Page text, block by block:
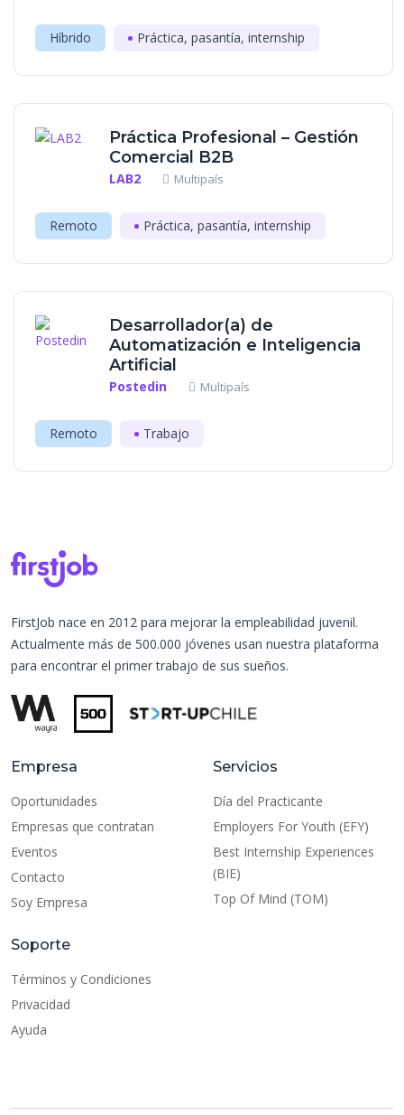
Híbrido Práctica, pasantía, internship
Práctica Profesional – Gestión
Comercial B2B
LAB2 Multipaís
Remoto Práctica, pasantía, internship
Desarrollador(a) de
Automatización e Inteligencia
Artificial
Postedin Multipaís
Remoto Trabajo
FirstJob nace en 2012 para mejorar la empleabilidad juvenil.
Actualmente más de 500.000 jóvenes usan nuestra plataforma
para encontrar el primer trabajo de sus sueños.
Empresa
Oportunidades
Empresas que contratan
Eventos
Contacto
Soy Empresa
Servicios
Día del Practicante
Employers For Youth (EFY)
Best Internship Experiences
(BIE)
Top Of Mind (TOM)
Soporte
Términos y Condiciones
Privacidad
Ayuda